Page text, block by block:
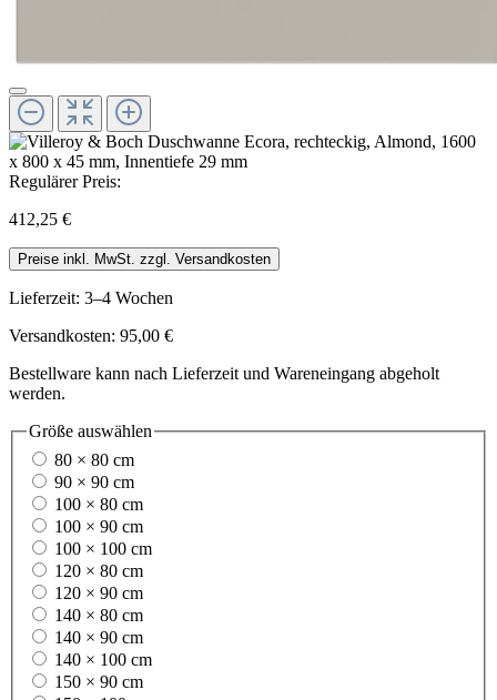
Regulärer Preis:
412,25 €
Preise inkl. MwSt. zzgl. Versandkosten
Lieferzeit: 3–4 Wochen
Versandkosten: 95,00 €
Bestellware kann nach Lieferzeit und Wareneingang abgeholt
werden.
Größe auswählen
80 × 80 cm
90 × 90 cm
100 × 80 cm
100 × 90 cm
100 × 100 cm
120 × 80 cm
120 × 90 cm
140 × 80 cm
140 × 90 cm
140 × 100 cm
150 × 90 cm